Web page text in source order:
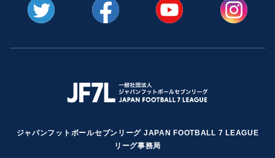
ジャパンフットボールセブンリーグ JAPAN FOOTBALL 7 LEAGUE
リーグ事務局